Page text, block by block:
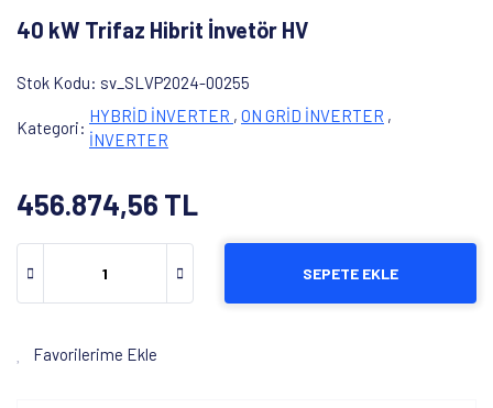
40 kW Trifaz Hibrit İnvetör HV
Stok Kodu sv_SLVP2024-00255
Kategori
HYBRİD İNVERTER , ON GRİD İNVERTER ,
İNVERTER
456.874,56 TL
SEPETE EKLE
Favorilerime Ekle